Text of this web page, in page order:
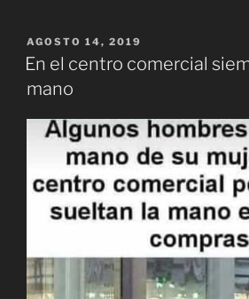
PUBLICADO
EL
AGOSTO 14, 2019
En el centro comercial
mano